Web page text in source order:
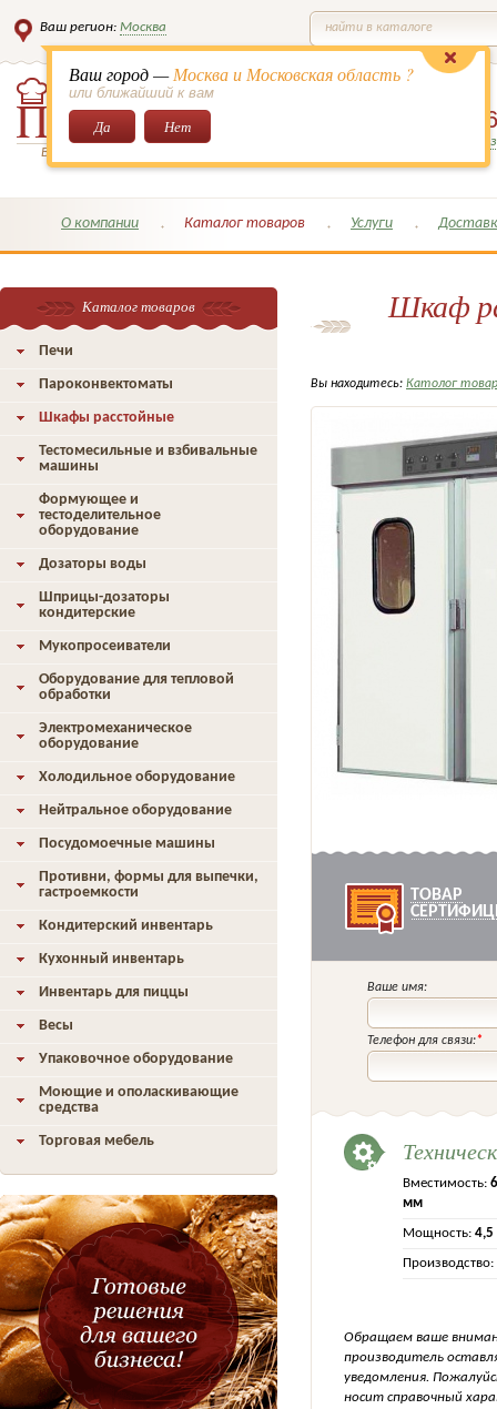
Ваш регион: Москва
Ваш город —Москва и Московская область ?
или ближайший к вам
Да Нет
найти в каталоге
Всё для кондитеров и поваров!
649-
Заказать обратный
О компании Каталог товаров Услуги
Шкаф
Вы находитесь: Католог
ТОВАР
Ваше имя:
Телефон для связи:*
Вместимость:
мм
Мощность: 4,5
Производство:
Обращаем ваше
производитель
уведомления.
носит справочный
Каталог товаров
Печи
Пароконвектоматы
Шкафы расстойные
Тестомесильные и взбивальные
машины
Формующее и
тестоделительное
оборудование
Дозаторы воды
Шприцы-дозаторы
кондитерские
Мукопросеиватели
Оборудование для тепловой
обработки
Электромеханическое
оборудование
Холодильное оборудование
Нейтральное оборудование
Посудомоечные машины
Противни, формы для выпечки,
гастроемкости
Кондитерский инвентарь
Кухонный инвентарь
Инвентарь для пиццы
Весы
Упаковочное оборудование
Моющие и ополаскивающие
средства
Торговая мебель